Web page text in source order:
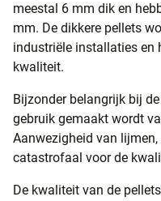
meestal 6 mm dik en
mm. De dikkere pellets
industriële installaties en
kwaliteit.
Bijzonder belangrijk bij
gebruik gemaakt wordt
Aanwezigheid van
catastrofaal voor de
De kwaliteit van de